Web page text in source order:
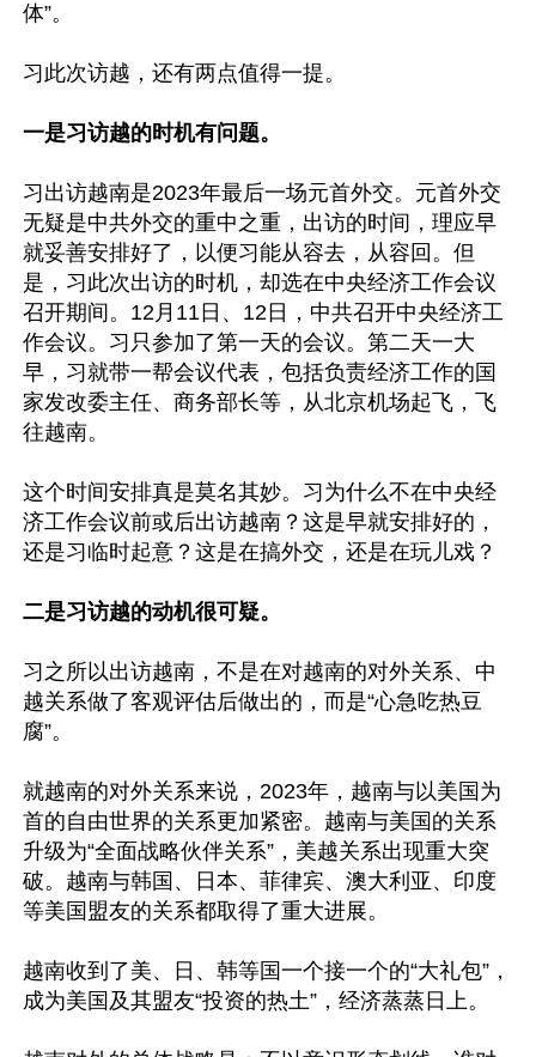
体”。
习此次访越，还有两点值得一提。
一是习访越的时机有问题。
习出访越南是2023年最后一场元首外交。元首外交
无疑是中共外交的重中之重，出访的时间，理应早
就妥善安排好了，以便习能从容去，从容回。但
是，习此次出访的时机，却选在中央经济工作会议
召开期间。12月11日、12日，中共召开中央经济工
作会议。习只参加了第一天的会议。第二天一大
早，习就带一帮会议代表，包括负责经济工作的国
家发改委主任、商务部长等，从北京机场起飞，飞
往越南。
这个时间安排真是莫名其妙。习为什么不在中央经
济工作会议前或后出访越南？这是早就安排好的，
还是习临时起意？这是在搞外交，还是在玩儿戏？
二是习访越的动机很可疑。
习之所以出访越南，不是在对越南的对外关系、中
越关系做了客观评估后做出的，而是“心急吃热豆
腐”。
就越南的对外关系来说，2023年，越南与以美国为
首的自由世界的关系更加紧密。越南与美国的关系
升级为“全面战略伙伴关系”，美越关系出现重大突
破。越南与韩国、日本、菲律宾、澳大利亚、印度
等美国盟友的关系都取得了重大进展。
越南收到了美、日、韩等国一个接一个的“大礼包”，
成为美国及其盟友“投资的热土”，经济蒸蒸日上。